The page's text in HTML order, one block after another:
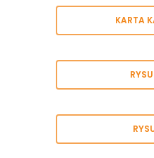
KARTA